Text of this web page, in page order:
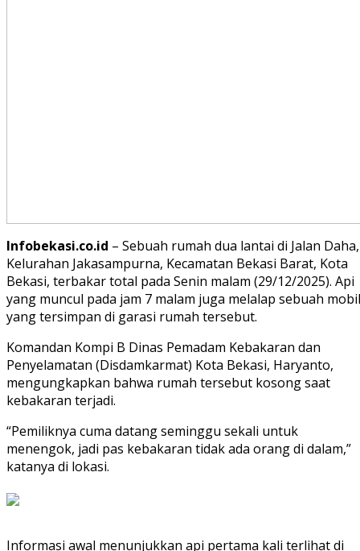
Infobekasi.co.id – Sebuah rumah dua lantai di Jalan Daha,
Kelurahan Jakasampurna, Kecamatan Bekasi Barat, Kota
Bekasi, terbakar total pada Senin malam (29/12/2025). Api
yang muncul pada jam 7 malam juga melalap sebuah mobil
yang tersimpan di garasi rumah tersebut.
Komandan Kompi B Dinas Pemadam Kebakaran dan
Penyelamatan (Disdamkarmat) Kota Bekasi, Haryanto,
mengungkapkan bahwa rumah tersebut kosong saat
kebakaran terjadi.
“Pemiliknya cuma datang seminggu sekali untuk
menengok, jadi pas kebakaran tidak ada orang di dalam,”
katanya di lokasi.
Informasi awal menunjukkan api pertama kali terlihat di